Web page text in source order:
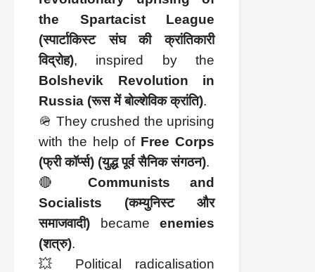
the Spartacist League
(स्पार्टाकिस्ट संघ की क्रांतिकारी
विद्रोह), inspired by the
Bolshevik Revolution in
Russia (रूस में बोल्शेविक क्रांति).
🪖 They crushed the uprising
with the help of Free Corps
(फ्री कॉर्प्स) (युद्ध पूर्व सैनिक संगठन).
🔴 Communists and
Socialists (कम्युनिस्ट और
समाजवादी) became enemies
(शत्रु).
💥 Political radicalisation